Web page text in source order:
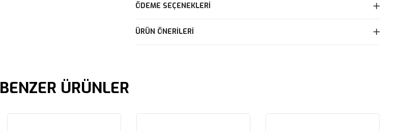
ÖDEME SEÇENEKLERI
ÜRÜN ÖNERILERI
BENZER ÜRÜNLER